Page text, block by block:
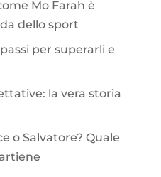
Mo Farah è
dello sport
per superarli e
la vera storia
o Salvatore? Quale